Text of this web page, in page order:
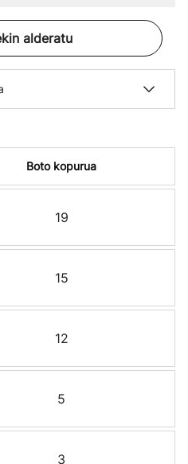
alderatu
Boto kopurua
19
15
12
5
3